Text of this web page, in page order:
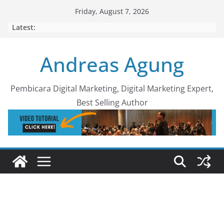
Friday, August 7, 2026
Latest:
Andreas Agung
Pembicara Digital Marketing, Digital Marketing Expert,
Best Selling Author